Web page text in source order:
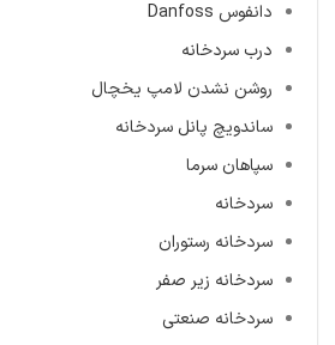
دانفوس Danfoss
درب سردخانه
روشن نشدن لامپ یخچال
ساندویچ پانل سردخانه
سپاهان سرما
سردخانه
سردخانه رستوران
سردخانه زیر صفر
سردخانه صنعتی